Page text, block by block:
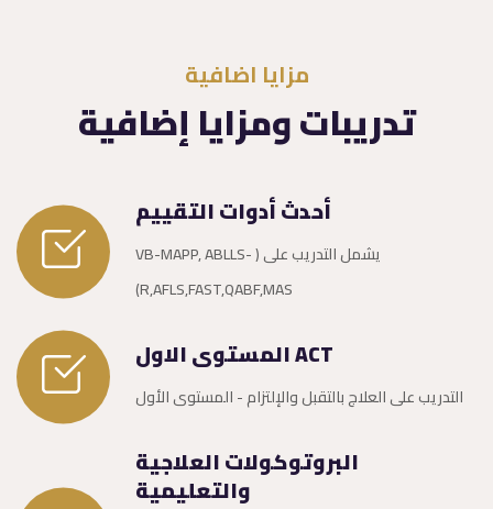
مزايا اضافية
تدريبات ومزايا إضافية
أحدث أدوات التقييم
يشمل التدريب على ( VB-MAPP, ABLLS-
R,AFLS,FAST,QABF,MAS)
ACT المستوى الاول
التدريب على العلاج بالتقبل والإلتزام - المستوى الأول
البروتوكولات العلاجية
والتعليمية